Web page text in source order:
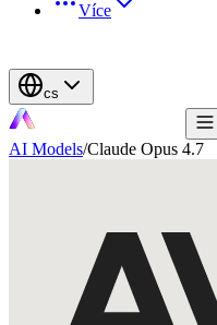
Více
cs
AI Models/Claude Opus 4.7